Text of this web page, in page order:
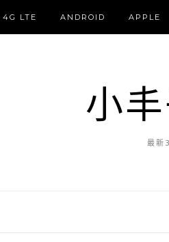
4G LTE ANDROID APPLE
小
最新